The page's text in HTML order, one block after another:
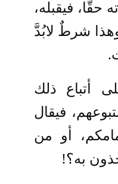
حقًّا، فيقبله،
شرطٌ لابُدَّ
أتباع ذلك
فيقال
أو من
به؟!